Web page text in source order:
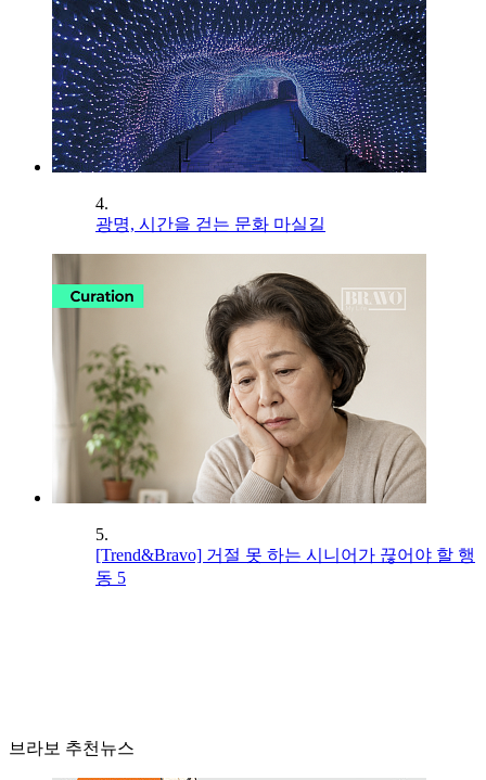
4.
광명, 시간을 걷는 문화 마실길
5.
[Trend&Bravo] 거절 못 하는 시니어가 끊어야 할 행
동 5
브라보 추천뉴스